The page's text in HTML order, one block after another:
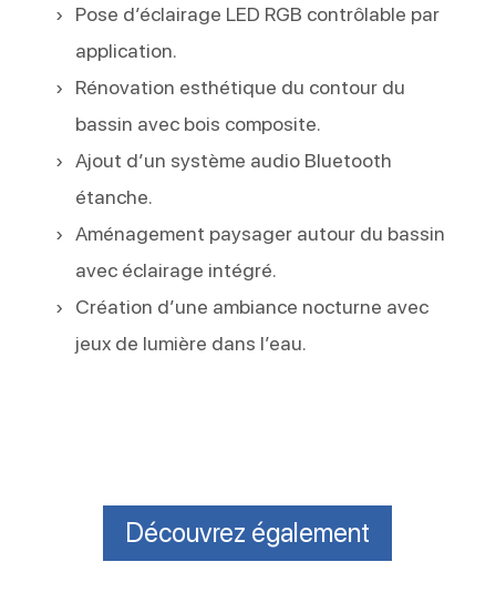
Pose d’éclairage LED RGB contrôlable par
application.
Rénovation esthétique du contour du
bassin avec bois composite.
Ajout d’un système audio Bluetooth
étanche.
Aménagement paysager autour du bassin
avec éclairage intégré.
Création d’une ambiance nocturne avec
jeux de lumière dans l’eau.
Découvrez également